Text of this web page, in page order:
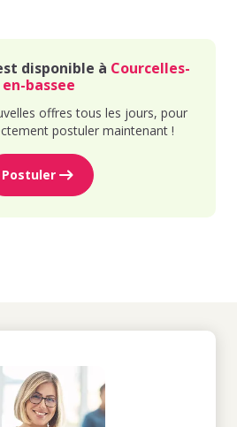
disponible à Courcelles-
en-bassee
offres tous les jours, pour
postuler maintenant !
Postuler